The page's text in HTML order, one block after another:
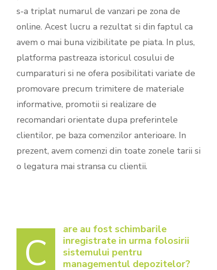
s-a triplat numarul de vanzari pe zona de
online. Acest lucru a rezultat si din faptul ca
avem o mai buna vizibilitate pe piata. In plus,
platforma pastreaza istoricul cosului de
cumparaturi si ne ofera posibilitati variate de
promovare precum trimitere de materiale
informative, promotii si realizare de
recomandari orientate dupa preferintele
clientilor, pe baza comenzilor anterioare. In
prezent, avem comenzi din toate zonele tarii si
o legatura mai stransa cu clientii.
C
are au fost schimbarile
inregistrate in urma folosirii
sistemului pentru
managementul depozitelor?